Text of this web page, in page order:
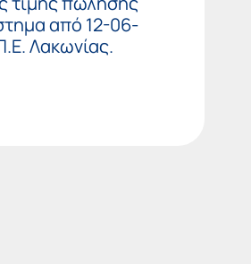
από 12-06-
Λακωνίας.